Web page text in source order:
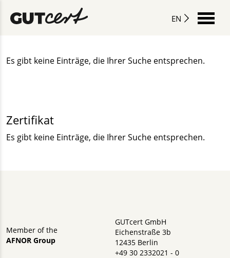
EN
Es gibt keine Einträge, die Ihrer Suche entsprechen.
Zertifikat
Es gibt keine Einträge, die Ihrer Suche entsprechen.
Member of the
AFNOR Group
GUTcert GmbH
Eichenstraße 3b
12435 Berlin
+49 30 2332021 - 0